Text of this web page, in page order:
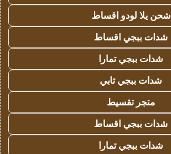
شحن يلا لودو اقساط
شدات ببجي اقساط
شدات ببجي تمارا
شدات ببجي تابي
متجر تقسيط
شدات ببجي اقساط
شدات ببجي تمارا